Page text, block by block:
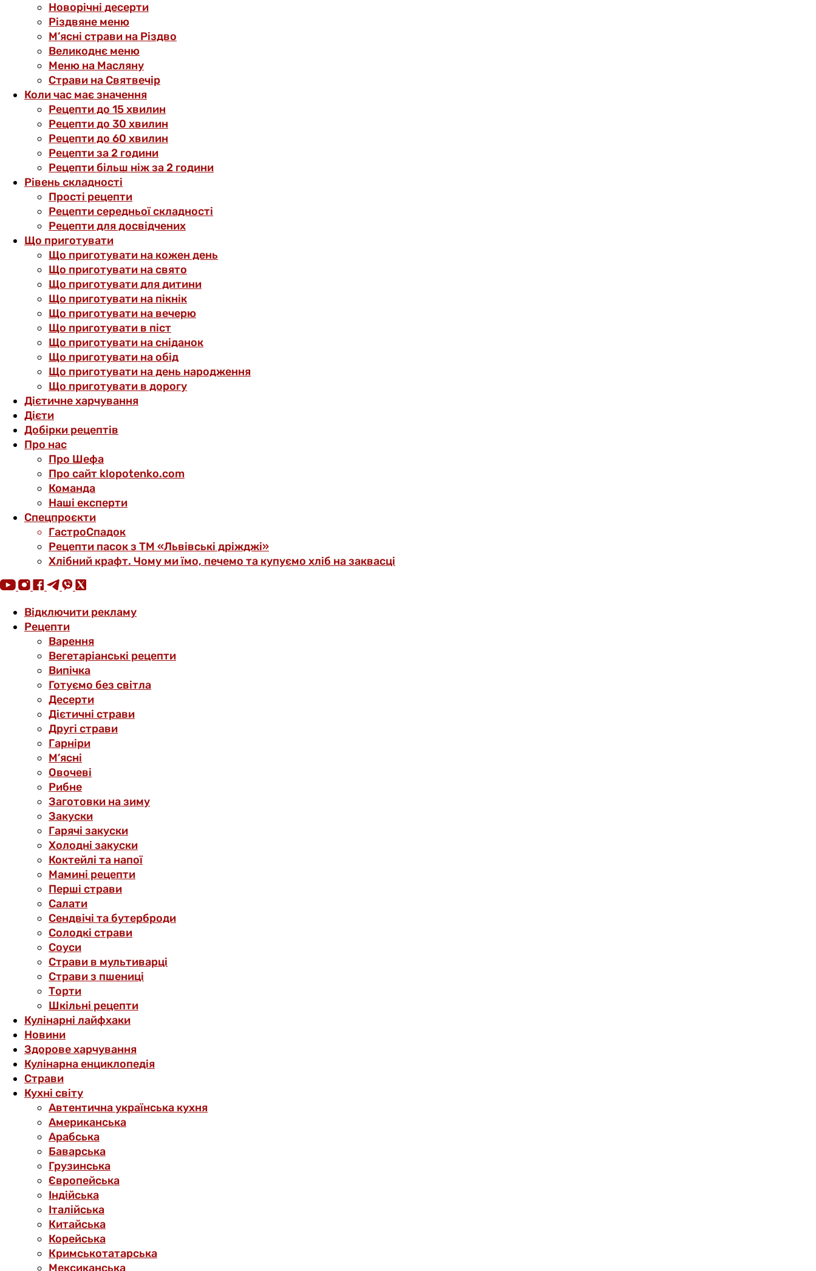
Новорічні десерти
Різдвяне меню
М’ясні страви на Різдво
Великоднє меню
Меню на Масляну
Страви на Святвечір
Коли час має значення
Рецепти до 15 хвилин
Рецепти до 30 хвилин
Рецепти до 60 хвилин
Рецепти за 2 години
Рецепти більш ніж за 2 години
Рівень складності
Прості рецепти
Рецепти середньої складності
Рецепти для досвідчених
Що приготувати
Що приготувати на кожен день
Що приготувати на свято
Що приготувати для дитини
Що приготувати на пікнік
Що приготувати на вечерю
Що приготувати в піст
Що приготувати на сніданок
Що приготувати на обід
Що приготувати на день народження
Що приготувати в дорогу
Дієтичне харчування
Дієти
Добірки рецептів
Про нас
Про Шефа
Про сайт klopotenko.com
Команда
Наші експерти
Спецпроєкти
ГастроСпадок
Рецепти пасок з ТМ «Львівські дріжджі»
Хлібний крафт. Чому ми їмо, печемо та купуємо хліб на заквасці
Відключити рекламу
Рецепти
Варення
Вегетаріанські рецепти
Випічка
Готуємо без світла
Десерти
Дієтичні страви
Другі страви
Гарніри
М’ясні
Овочеві
Рибне
Заготовки на зиму
Закуски
Гарячі закуски
Холодні закуски
Коктейлі та напої
Мамині рецепти
Перші страви
Салати
Сендвічі та бутерброди
Солодкі страви
Соуси
Страви в мультиварці
Страви з пшениці
Торти
Шкільні рецепти
Кулінарні лайфхаки
Новини
Здорове харчування
Кулінарна енциклопедія
Страви
Кухні світу
Автентична українська кухня
Американська
Арабська
Баварська
Грузинська
Європейська
Індійська
Італійська
Китайська
Корейська
Кримськотатарська
Мексиканська